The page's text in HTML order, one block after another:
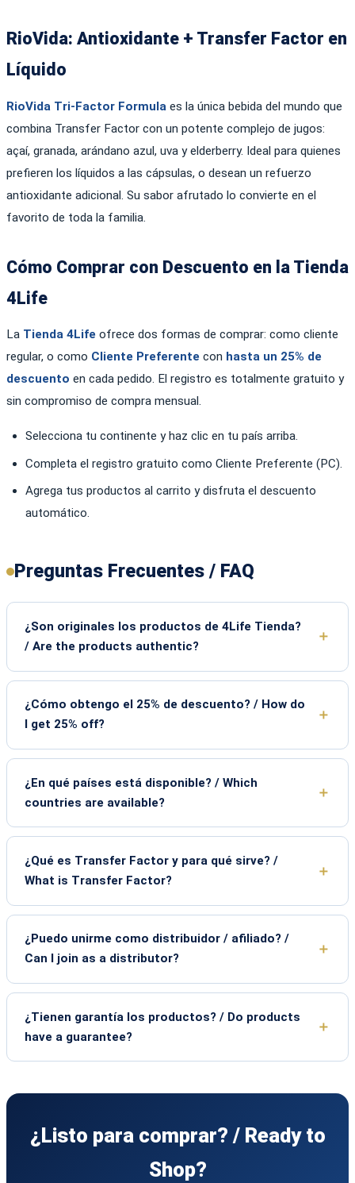
RioVida: Antioxidante + Transfer Factor en
Líquido
RioVida Tri-Factor Formula es la única bebida del mundo que
combina Transfer Factor con un potente complejo de jugos:
açaí, granada, arándano azul, uva y elderberry. Ideal para quienes
prefieren los líquidos a las cápsulas, o desean un refuerzo
antioxidante adicional. Su sabor afrutado lo convierte en el
favorito de toda la familia.
Cómo Comprar con Descuento en la Tienda
4Life
La Tienda 4Life ofrece dos formas de comprar: como cliente
regular, o como Cliente Preferente con hasta un 25% de
descuento en cada pedido. El registro es totalmente gratuito y
sin compromiso de compra mensual.
Selecciona tu continente y haz clic en tu país arriba.
Completa el registro gratuito como Cliente Preferente (PC).
Agrega tus productos al carrito y disfruta el descuento
automático.
Preguntas Frecuentes / FAQ
¿Son originales los productos de 4Life Tienda?
/ Are the products authentic?
¿Cómo obtengo el 25% de descuento? / How do
I get 25% off?
¿En qué países está disponible? / Which
countries are available?
¿Qué es Transfer Factor y para qué sirve? /
What is Transfer Factor?
¿Puedo unirme como distribuidor / afiliado? /
Can I join as a distributor?
¿Tienen garantía los productos? / Do products
have a guarantee?
¿Listo para comprar? / Ready to
Shop?